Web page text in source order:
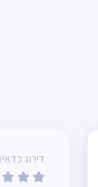
דירוג